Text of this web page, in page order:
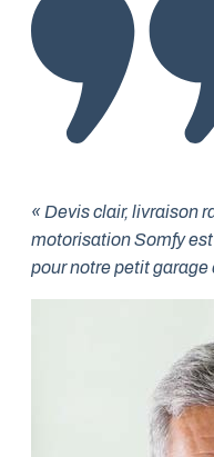
« Devis clair, livraison
motorisation Somfy
pour notre petit garage